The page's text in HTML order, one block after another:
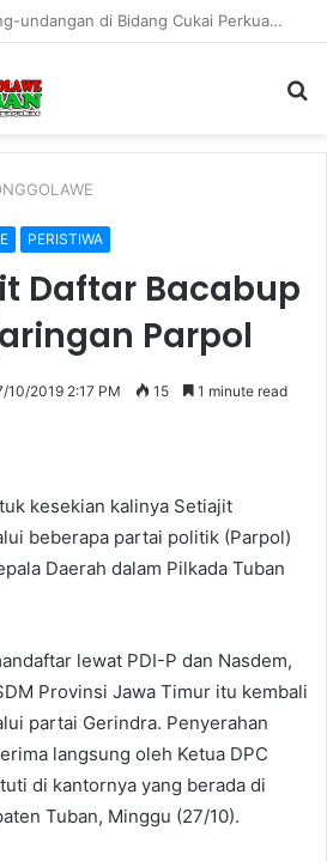
Warung Bambu di Jalan Raya Kerek Terbakar, Kerugian Ditaksir Rp30 Juta
PERISTIWA
Daftar Bacabup
Parpol
10/2019 2:17 PM 15 1 minute read
kesekian kalinya Setiajit
beberapa partai politik (Parpol)
Daerah dalam Pilkada Tuban
lewat PDI-P dan Nasdem,
Provinsi Jawa Timur itu kembali
partai Gerindra. Penyerahan
langsung oleh Ketua DPC
di kantornya yang berada di
Tuban, Minggu (27/10).